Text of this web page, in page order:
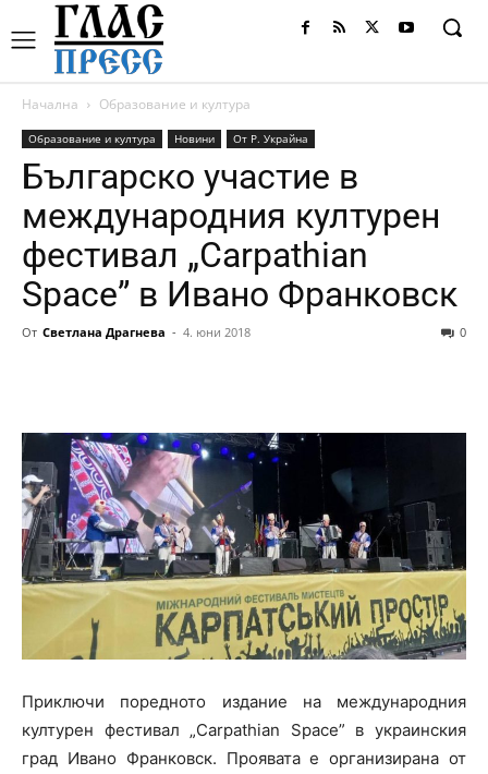
Начална Образование и култура
Образование и култура Новини От Р. Украйна
Българско участие в
международния културен
фестивал „Carpathian
Space” в Ивано Франковск
От Светлана Драгнева - 4. юни 2018 0
Приключи поредното издание на международния
културен фестивал „Carpathian Space” в украинския
град Ивано Франковск. Проявата е организирана от